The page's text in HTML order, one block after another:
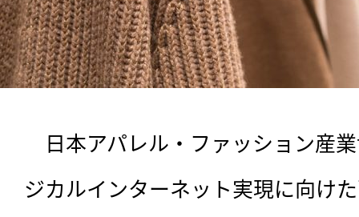
日本アパレル・ファッション産
ジカルインターネット実現に向け